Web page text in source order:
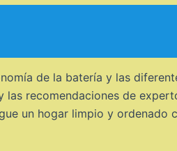
de la batería y las
recomendaciones de
un hogar limpio y ordenado